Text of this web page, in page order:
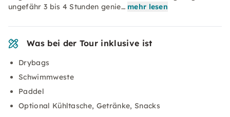
ungefähr 3 bis 4 Stunden genie… mehr lesen
Was bei der Tour inklusive ist
Drybags
Schwimmweste
Paddel
Optional Kühltasche, Getränke, Snacks